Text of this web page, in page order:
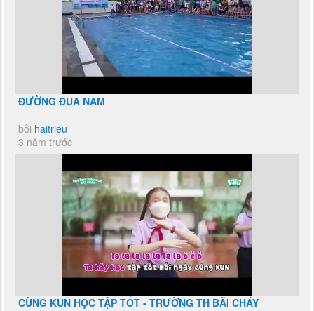
ĐƯỜNG ĐUA NAM
bởi haitrieu
3 năm trước
CÙNG KUN HỌC TẬP TỐT - TRƯỜNG TH BÃI CHÁY